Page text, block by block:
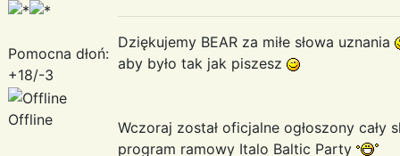
Pomocna dłoń:
+18/-3
Offline
Dziękujemy BEAR za miłe słowa uznania
aby było tak jak piszesz
Wczoraj został oficjalne ogłoszony cały
program ramowy Italo Baltic Party